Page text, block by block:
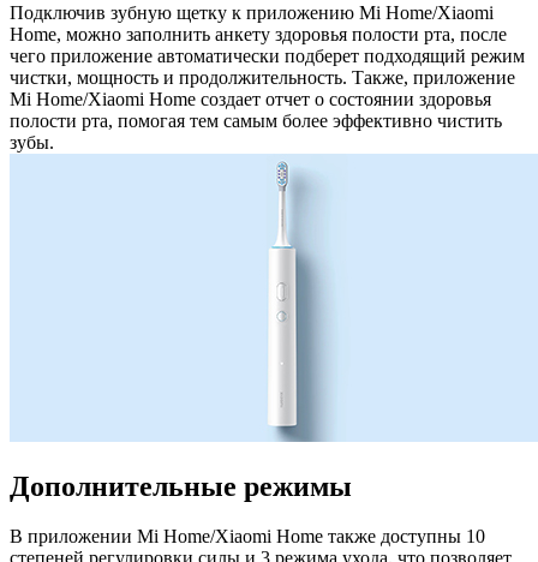
Подключив зубную щетку к приложению Mi Home/Xiaomi
Home, можно заполнить анкету здоровья полости рта, после
чего приложение автоматически подберет подходящий режим
чистки, мощность и продолжительность. Также, приложение
Mi Home/Xiaomi Home создает отчет о состоянии здоровья
полости рта, помогая тем самым более эффективно чистить
зубы.
Дополнительные режимы
В приложении Mi Home/Xiaomi Home также доступны 10